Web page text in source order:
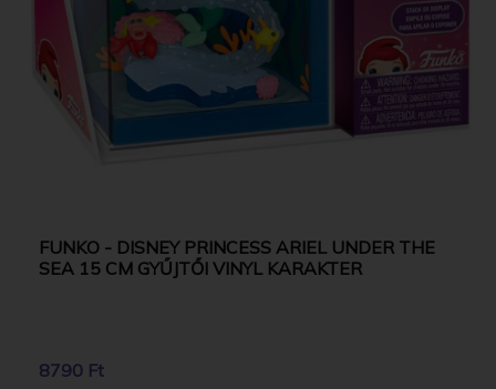
FUNKO - DISNEY PRINCESS ARIEL UNDER THE
SEA 15 CM GYŰJTŐI VINYL KARAKTER
8790 Ft